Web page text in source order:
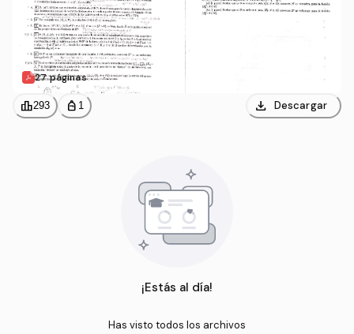
27 páginas
leaderboard293 personal_bag 1 download Descargar
¡Estás al día!
Has visto todos los archivos